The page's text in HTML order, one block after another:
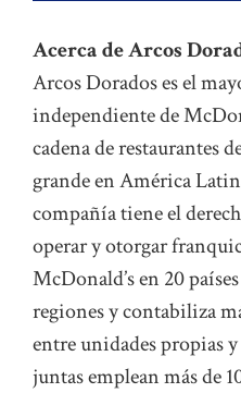
Acerca de Arcos
Arcos Dorados es el
independiente de
cadena de restaurantes
grande en América
compañía tiene el
operar y otorgar
McDonald’s en 20
regiones y contabiliza
entre unidades propias
juntas emplean más de